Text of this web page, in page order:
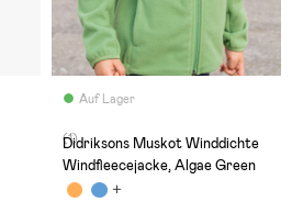
Auf Lager
(1)
Didriksons Muskot Winddichte
Windfleecejacke, Algae Green